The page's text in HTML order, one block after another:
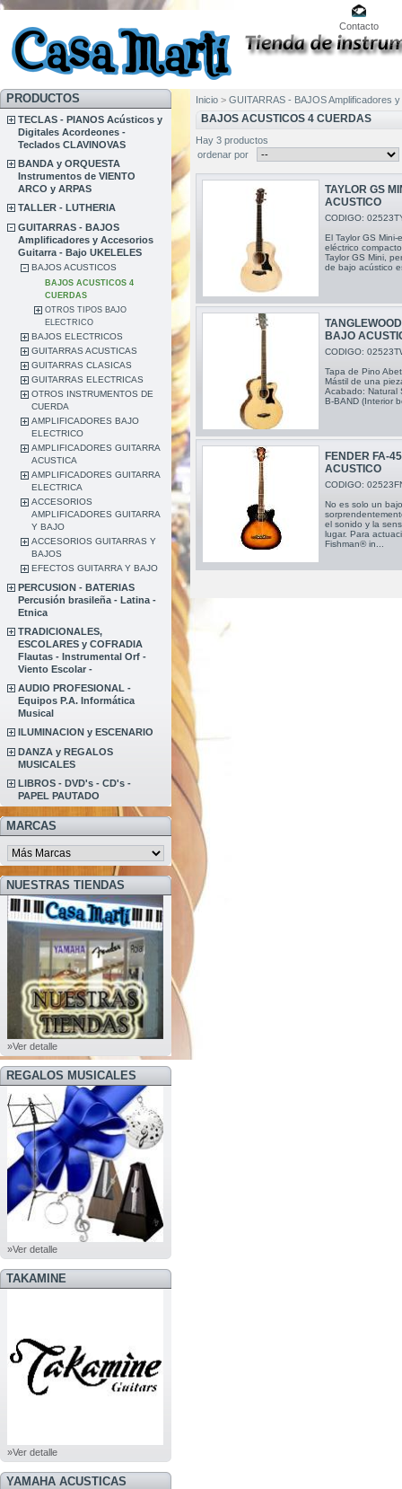
Contacto
PRODUCTOS
TECLAS - PIANOS Acústicos y
Digitales Acordeones -
Teclados CLAVINOVAS
BANDA y ORQUESTA
Instrumentos de VIENTO
ARCO y ARPAS
TALLER - LUTHERIA
GUITARRAS - BAJOS
Amplificadores y Accesorios
Guitarra - Bajo UKELELES
BAJOS ACUSTICOS
BAJOS ACUSTICOS 4
CUERDAS
OTROS TIPOS BAJO
ELECTRICO
BAJOS ELECTRICOS
GUITARRAS ACUSTICAS
GUITARRAS CLASICAS
GUITARRAS ELECTRICAS
OTROS INSTRUMENTOS DE
CUERDA
AMPLIFICADORES BAJO
ELECTRICO
AMPLIFICADORES GUITARRA
ACUSTICA
AMPLIFICADORES GUITARRA
ELECTRICA
ACCESORIOS
AMPLIFICADORES GUITARRA
Y BAJO
ACCESORIOS GUITARRAS Y
BAJOS
EFECTOS GUITARRA Y BAJO
PERCUSION - BATERIAS
Percusión brasileña - Latina -
Etnica
TRADICIONALES,
ESCOLARES y COFRADIA
Flautas - Instrumental Orf -
Viento Escolar -
AUDIO PROFESIONAL -
Equipos P.A. Informática
Musical
ILUMINACION y ESCENARIO
DANZA y REGALOS
MUSICALES
LIBROS - DVD's - CD's -
PAPEL PAUTADO
MARCAS
NUESTRAS TIENDAS
»Ver detalle
REGALOS MUSICALES
»Ver detalle
TAKAMINE
»Ver detalle
YAMAHA ACUSTICAS
Inicio > GUITARRAS - BAJOS Amplificadores
BAJOS ACUSTICOS 4 CUERDAS
Hay 3 productos
ordenar por
TAYLOR GS
ACUSTICO
CODIGO:
El Taylor GS
eléctrico
Taylor GS Mini,
de bajo acústico
BAJO
CODIGO:
Tapa de Pino
Mástil de una
Acabado: Natural
B-BAND (Interior
FENDER FA-
ACUSTICO
CODIGO:
No es solo un
el sonido y la
lugar. Para
Fishman® in...